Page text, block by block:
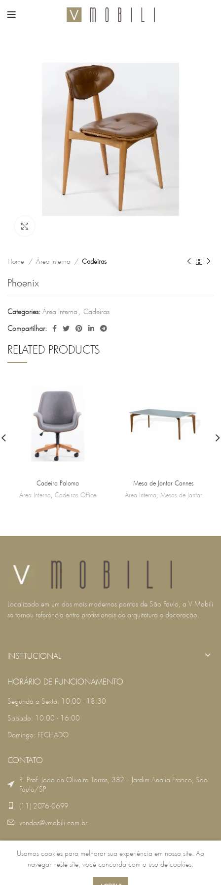
Home Área Interna Cadeiras
Phoenix
Categories: Área Interna , Cadeiras
Compartilhar:
RELATED PRODUCTS
Cadeira Paloma
Área Interna Cadeiras Office
Mesa de Jantar Cannes
Área Interna
Mesas de Jantar
Localizada em um dos mais modernos pontos de São Paulo, a V Mobili
se tornou referência entre profissionais de arquitetura e decoração.
INSTITUCIONAL
HORÁRIO DE FUNCIONAMENTO
Segunda a Sexta: 10:00 - 18:30
Sabado: 10:00 - 16:00
Domingo: FECHADO
CONTATO
R. Prof. João de Oliveira Torres, 382 – Jardim Analia Franco, São
Paulo/SP
(11) 2076-0699
vendas@vmobili.com.br
2022 DESENVOLVIDO POR: RSG TECNOLOGIA .
Usamos cookies para melhorar sua experiência em nosso site. Ao
navegar neste site, você concorda com o uso de cookies.